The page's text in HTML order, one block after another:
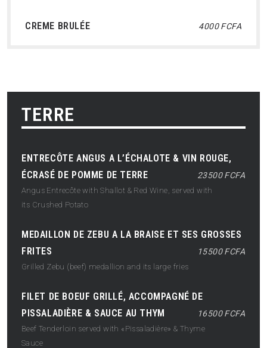
CREME BRULÉE 4000 FCFA
TERRE
ENTRECÔTE ANGUS A L’ÉCHALOTE & VIN ROUGE,
ÉCRASÉ DE POMME DE TERRE
23500 FCFA
Angus Entrecôte with Shallot & Red Wine, served with
its Crushed Potato
MEDAILLON DE ZEBU A LA BRAISE ET SES GROSSES
FRITES
15500 FCFA
Grilled Zebu (beef) medallion and its large fries
FILET DE BOEUF GRILLÉ, ACCOMPAGNÉ DE
PISSALADIÈRE & SAUCE AU THYM
16500 FCFA
Beef Tenderloin served with «Pissaladière» & Thyme
Sauce